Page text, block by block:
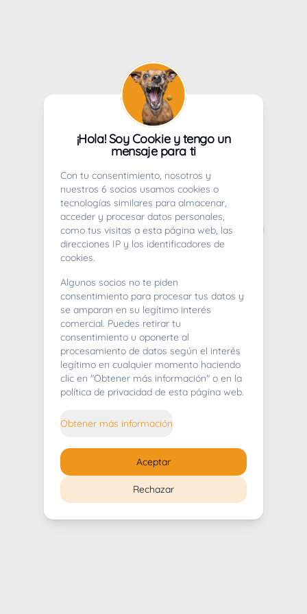
404
Whoops! Lo sentimos mucho.
¡Hola! Soy Cookie y tengo un
mensaje para ti
Con tu consentimiento, nosotros y
nuestros 6 socios usamos cookies o
tecnologías similares para almacenar,
acceder y procesar datos personales,
como tus visitas a esta página web, las
direcciones IP y los identificadores de
cookies.
Algunos socios no te piden
consentimiento para procesar tus datos y
se amparan en su legítimo interés
comercial. Puedes retirar tu
consentimiento u oponerte al
procesamiento de datos según el interés
legítimo en cualquier momento haciendo
clic en "Obtener más información" o en la
política de privacidad de esta página web.
Obtener más información
Rechazar
Aceptar